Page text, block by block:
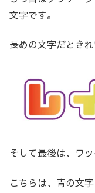
文字です。
長めの文字だときれ
そして最後は、ワ
こちらは、青の文